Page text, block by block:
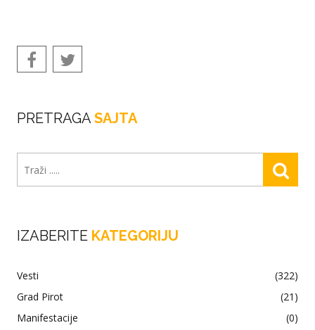
PRETRAGA SAJTA
IZABERITE KATEGORIJU
Vesti
(322)
Grad Pirot
(21)
Manifestacije
(0)